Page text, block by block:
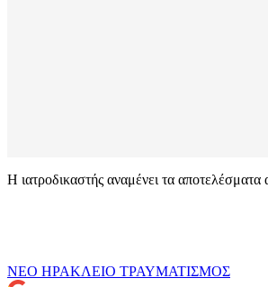
Η ιατροδικαστής αναμένει τα αποτελέσματα
ΝΕΟ ΗΡΑΚΛΕΙΟ ΤΡΑΥΜΑΤΙΣΜΟΣ